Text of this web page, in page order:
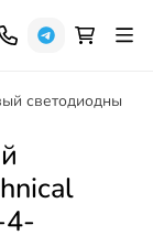
светодиодный
4-